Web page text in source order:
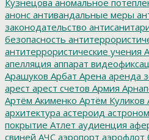
анонс антивандальные меры
законодательство
безопасность
антитеррористические учения
апелляция аппарат
Арашуков Арбат Арена аренда
арест арест счетов Армия
Артём Акименко Артём Куликов
архитектура астероид
покрытие Атлет аудиенция
свиней АЧС аэропорт аэрофлот